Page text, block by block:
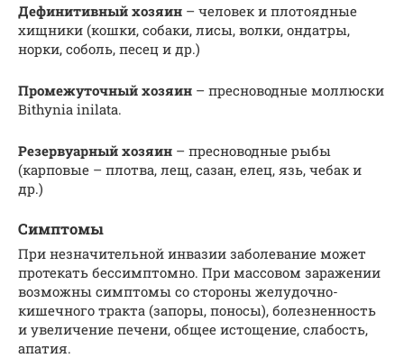
Дефинитивный хозяин – человек и плотоядные
хищники (кошки, собаки, лисы, волки, ондатры,
норки, соболь, песец и др.)
Промежуточный хозяин – пресноводные моллюски
Bithynia inilata.
Резервуарный хозяин – пресноводные рыбы
(карповые – плотва, лещ, сазан, елец, язь, чебак и
др.)
Симптомы
При незначительной инвазии заболевание может
протекать бессимптомно. При массовом заражении
возможны симптомы со стороны желудочно-
кишечного тракта (запоры, поносы), болезненность
и увеличение печени, общее истощение, слабость,
апатия.